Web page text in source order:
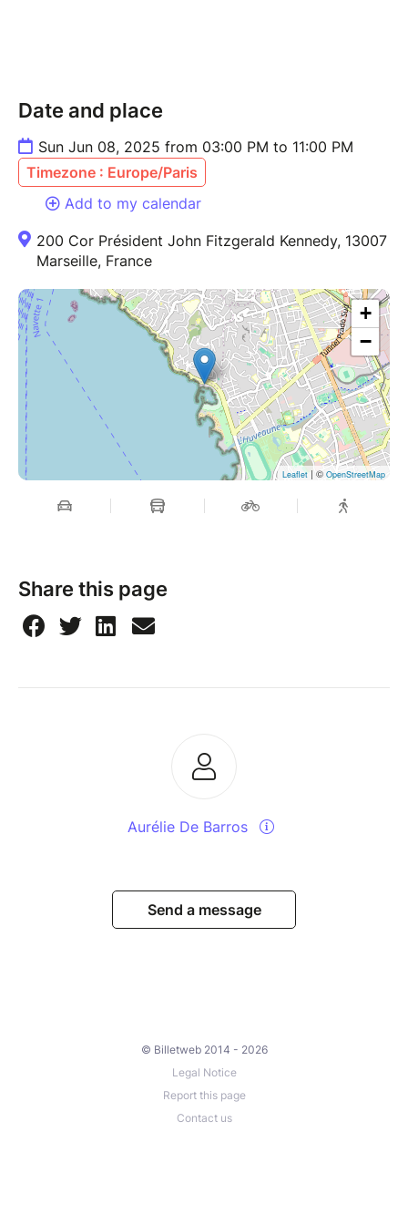
Date and place
Sun Jun 08, 2025 from 03:00 PM to 11:00 PM
Timezone : Europe/Paris
Add to my calendar
200 Cor Président John Fitzgerald Kennedy, 13007
Marseille, France
+
−
Leaflet | © OpenStreetMap
Share this page
Aurélie De Barros
Send a message
© Billetweb 2014 - 2026
Legal Notice
Report this page
Contact us